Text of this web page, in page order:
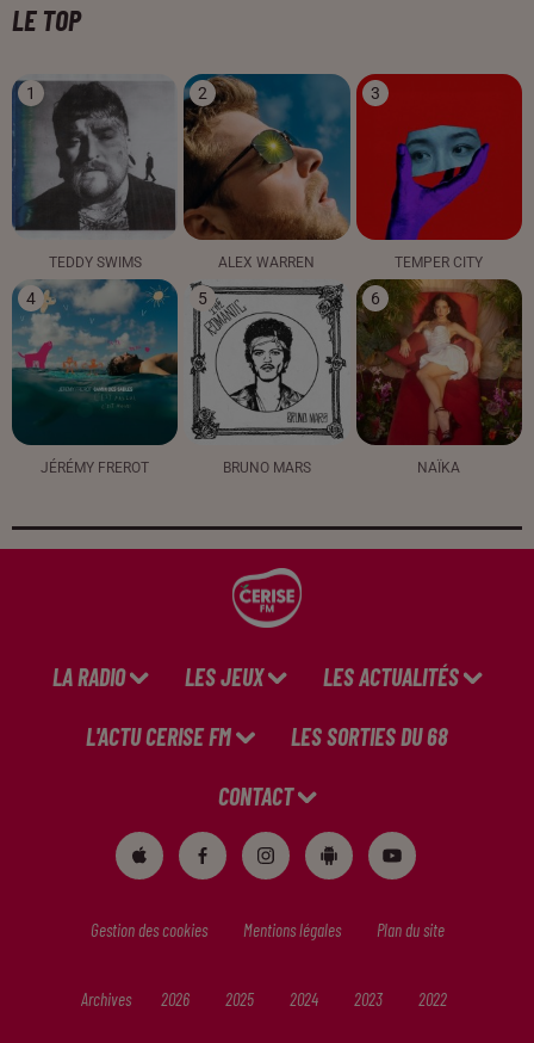
LE TOP
1
TEDDY SWIMS
2
ALEX WARREN
3
TEMPER CITY
4
JÉRÉMY FREROT
5
BRUNO MARS
6
NAÏKA
LA RADIO LES JEUX LES ACTUALITÉS
L'ACTU CERISE FM LES SORTIES DU 68
CONTACT
Gestion des cookies Mentions légales Plan du site
Archives 2026 2025 2024 2023 2022